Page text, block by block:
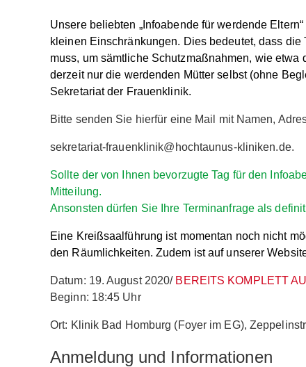
Unsere beliebten „Infoabende für werdende
kleinen Einschränkungen. Dies bedeutet, dass
muss, um sämtliche Schutzmaßnahmen, wie
derzeit nur die werdenden Mütter selbst (ohne
Sekretariat der Frauenklinik.
Bitte senden Sie hierfür eine Mail mit Namen,
sekretariat-frauenklinik@hochtaunus-kliniken.de.
Sollte der von Ihnen bevorzugte Tag für den
Mitteilung.
Ansonsten dürfen Sie Ihre Terminanfrage als
Eine Kreißsaalführung ist momentan noch nicht
den Räumlichkeiten. Zudem ist auf unserer
Datum: 19. August 2020/ BEREITS KOMPLETT
Beginn: 18:45 Uhr
Ort: Klinik Bad Homburg (Foyer im EG),
Anmeldung und Informationen